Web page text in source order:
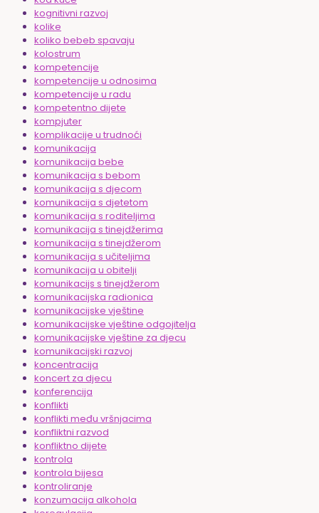
kognitivni razvoj
kolike
koliko bebeb spavaju
kolostrum
kompetencije
kompetencije u odnosima
kompetencije u radu
kompetentno dijete
kompjuter
komplikacije u trudnoći
komunikacija
komunikacija bebe
komunikacija s bebom
komunikacija s djecom
komunikacija s djetetom
komunikacija s roditeljima
komunikacija s tinejdžerima
komunikacija s tinejdžerom
komunikacija s učiteljima
komunikacija u obitelji
komunikacijs s tinejdžerom
komunikacijska radionica
komunikacijske vještine
komunikacijske vještine odgojitelja
komunikacijske vještine za djecu
komunikacijski razvoj
koncentracija
koncert za djecu
konferencija
konflikti
konflikti među vršnjacima
konfliktni razvod
konfliktno dijete
kontrola
kontrola bijesa
kontroliranje
konzumacija alkohola